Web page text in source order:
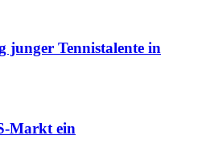
junger Tennistalente in
Markt ein